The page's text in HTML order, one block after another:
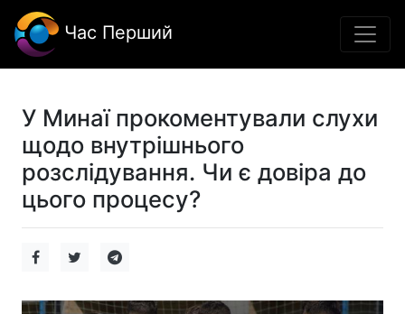
Час Перший
У Минаї прокоментували слухи
щодо внутрішнього
розслідування. Чи є довіра до
цього процесу?